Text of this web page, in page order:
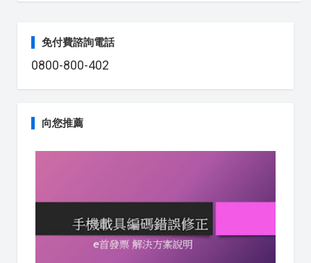
免付費諮詢電話
0800-800-402
向您推薦